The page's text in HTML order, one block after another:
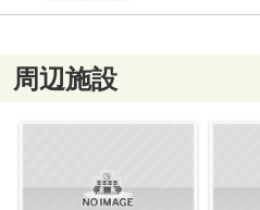
周辺施設